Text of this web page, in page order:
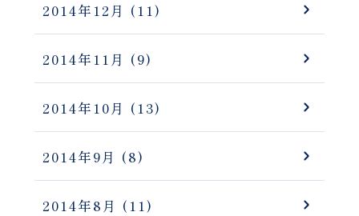
2014年12月 (11)
2014年11月 (9)
2014年10月 (13)
2014年9月 (8)
2014年8月 (11)